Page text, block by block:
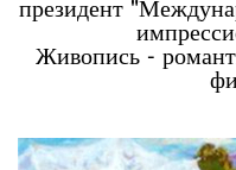
Живопись -